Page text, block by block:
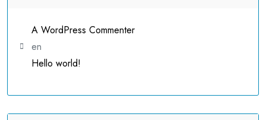
A WordPress Commenter
en
Hello world!